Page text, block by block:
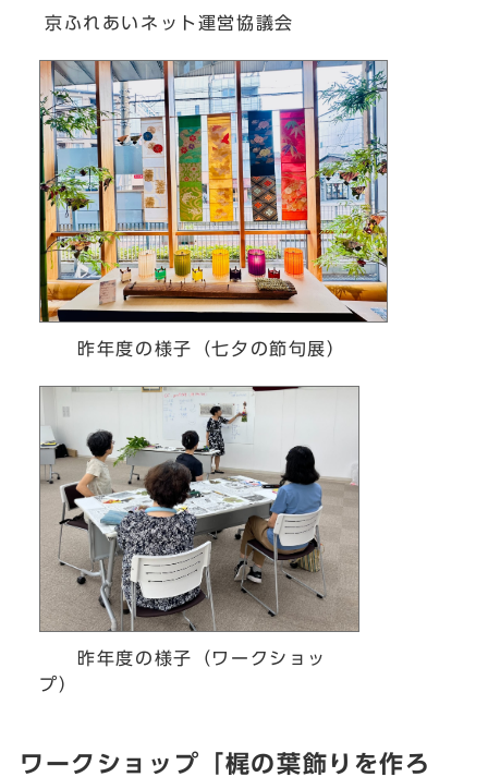
京ふれあいネット運営協議会
昨年度の様子（七夕の節句展）
昨年度の様子（ワークショッ
プ）
ワークショップ「梶の葉飾りを作ろ